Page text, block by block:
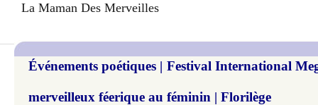
La Maman Des Merveilles
Événements poétiques | Festival International
merveilleux féerique au féminin | Florilège